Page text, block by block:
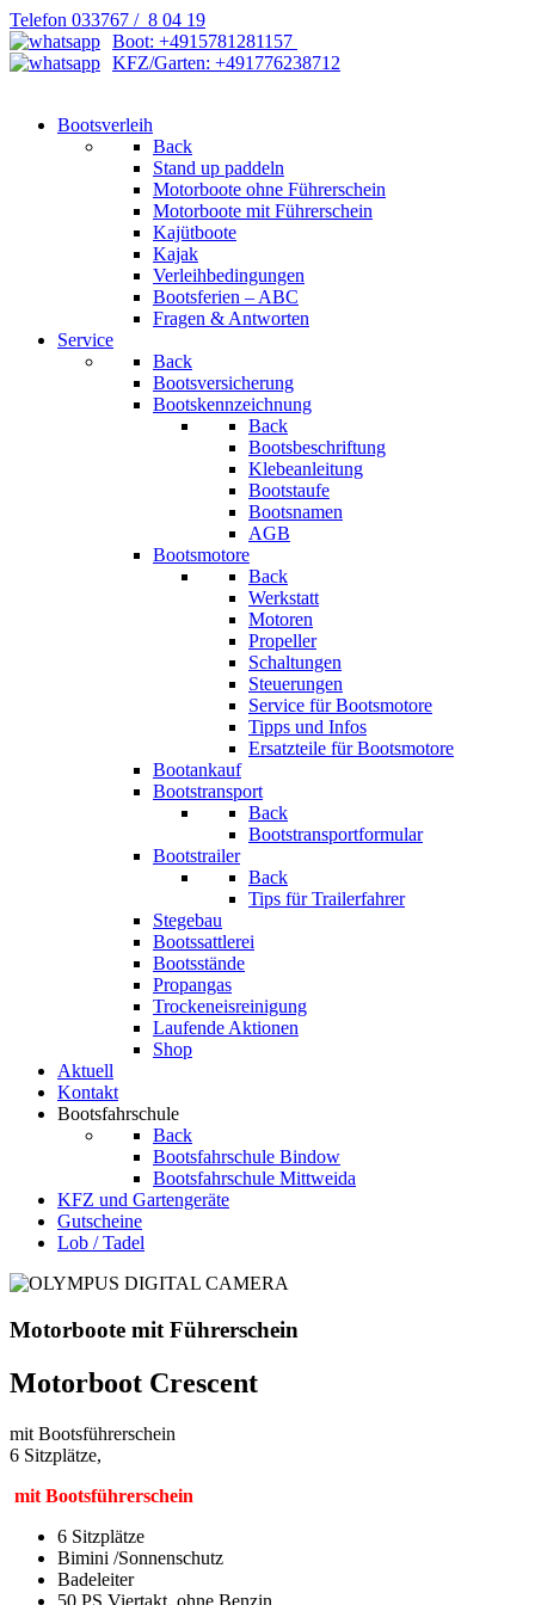
Telefon 033767 / 8 04 19
Boot: +4915781281157
KFZ/Garten: +491776238712
Bootsverleih
Back
Stand up paddeln
Motorboote ohne Führerschein
Motorboote mit Führerschein
Kajütboote
Kajak
Verleihbedingungen
Bootsferien – ABC
Fragen & Antworten
Service
Back
Bootsversicherung
Bootskennzeichnung
Back
Bootsbeschriftung
Klebeanleitung
Bootstaufe
Bootsnamen
AGB
Bootsmotore
Back
Werkstatt
Motoren
Propeller
Schaltungen
Steuerungen
Service für Bootsmotore
Tipps und Infos
Ersatzteile für Bootsmotore
Bootankauf
Bootstransport
Back
Bootstransportformular
Bootstrailer
Back
Tips für Trailerfahrer
Stegebau
Bootssattlerei
Bootsstände
Propangas
Trockeneisreinigung
Laufende Aktionen
Shop
Aktuell
Kontakt
Bootsfahrschule
Back
Bootsfahrschule Bindow
Bootsfahrschule Mittweida
KFZ und Gartengeräte
Gutscheine
Lob / Tadel
Motorboote mit Führerschein
Motorboot Crescent
mit Bootsführerschein
6 Sitzplätze,
mit Bootsführerschein
6 Sitzplätze
Bimini /Sonnenschutz
Badeleiter
50 PS Viertakt, ohne Benzin